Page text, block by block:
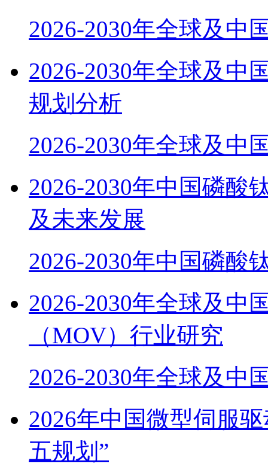
2026-2030年全球及中
2026-2030年全球及中
规划分析
2026-2030年全球及中
2026-2030年中国磷酸
及未来发展
2026-2030年中国磷酸
2026-2030年全球及中
（MOV）行业研究
2026-2030年全球及中
2026年中国微型伺服
五规划”